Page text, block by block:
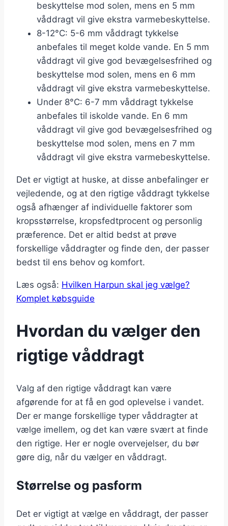
beskyttelse mod solen, mens en 5 mm
våddragt vil give ekstra varmebeskyttelse.
8-12°C: 5-6 mm våddragt tykkelse
anbefales til meget kolde vande. En 5 mm
våddragt vil give god bevægelsesfrihed og
beskyttelse mod solen, mens en 6 mm
våddragt vil give ekstra varmebeskyttelse.
Under 8°C: 6-7 mm våddragt tykkelse
anbefales til iskolde vande. En 6 mm
våddragt vil give god bevægelsesfrihed og
beskyttelse mod solen, mens en 7 mm
våddragt vil give ekstra varmebeskyttelse.
Det er vigtigt at huske, at disse anbefalinger er
vejledende, og at den rigtige våddragt tykkelse
også afhænger af individuelle faktorer som
kropsstørrelse, kropsfedtprocent og personlig
præference. Det er altid bedst at prøve
forskellige våddragter og finde den, der passer
bedst til ens behov og komfort.
Læs også: Hvilken Harpun skal jeg vælge?
Komplet købsguide
Hvordan du vælger den
rigtige våddragt
Valg af den rigtige våddragt kan være
afgørende for at få en god oplevelse i vandet.
Der er mange forskellige typer våddragter at
vælge imellem, og det kan være svært at finde
den rigtige. Her er nogle overvejelser, du bør
gøre dig, når du vælger en våddragt.
Størrelse og pasform
Det er vigtigt at vælge en våddragt, der passer